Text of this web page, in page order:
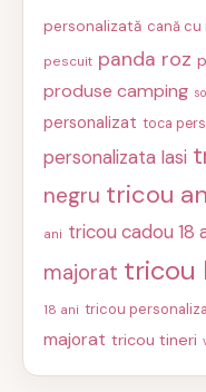
personalizată cană cu
pescuit panda roz
produse camping
personalizat toca
personalizata Iasi
negru tricou
ani tricou cadou 18
majorat tricou
18 ani tricou
majorat tricou tineri